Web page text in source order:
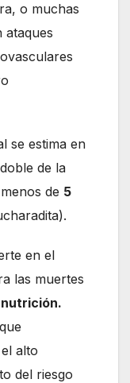
o muchas
ataques
se estima en
de la
de 5
en el
las muertes
alto
del riesgo